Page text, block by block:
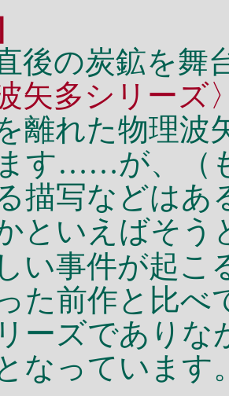
後の炭鉱を舞
矢多シリーズ
離れた物理波
す……が、（
描写などはあ
といえばそう
い事件が起こ
た前作と比べ
ーズでありな
なっています